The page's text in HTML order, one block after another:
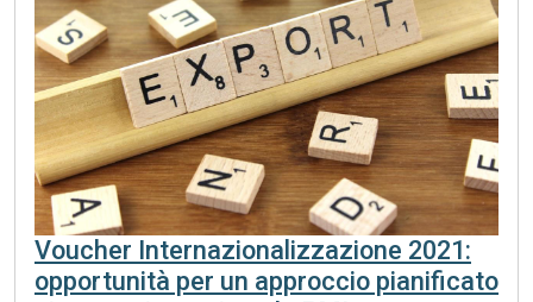
Voucher Internazionalizzazione 2021:
opportunità per un approccio pianificato